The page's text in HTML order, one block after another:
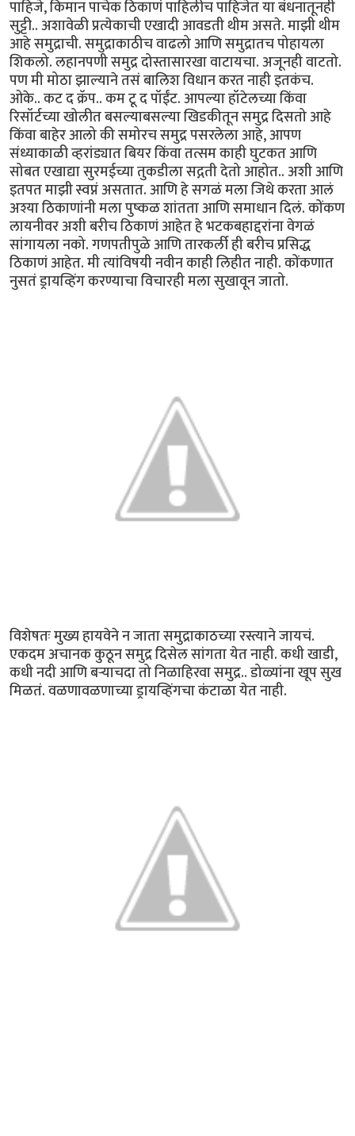
पाहिजे, किमान पाचेक ठिकाणं पाहिलीच पाहिजेत या बंधनातूनही
सुट्टी.. अशावेळी प्रत्येकाची एखादी आवडती थीम असते. माझी थीम
आहे समुद्राची. समुद्राकाठीच वाढलो आणि समुद्रातच पोहायला
शिकलो. लहानपणी समुद्र दोस्तासारखा वाटायचा. अजूनही वाटतो.
पण मी मोठा झाल्याने तसं बालिश विधान करत नाही इतकंच.
ओके.. कट द क्रॅप.. कम टू द पॉईंट. आपल्या हॉटेलच्या किंवा
रिसॉर्टच्या खोलीत बसल्याबसल्या खिडकीतून समुद्र दिसतो आहे
किंवा बाहेर आलो की समोरच समुद्र पसरलेला आहे, आपण
संध्याकाळी व्हरांड्यात बियर किंवा तत्सम काही घुटकत आणि
सोबत एखाद्या सुरमईच्या तुकडीला सद्गती देतो आहोत.. अशी आणि
इतपत माझी स्वप्नं असतात. आणि हे सगळं मला जिथे करता आलं
अश्या ठिकाणांनी मला पुष्कळ शांतता आणि समाधान दिलं. कोंकण
लायनीवर अशी बरीच ठिकाणं आहेत हे भटकबहाद्दरांना वेगळं
सांगायला नको. गणपतीपुळे आणि तारकर्ली ही बरीच प्रसिद्ध
ठिकाणं आहेत. मी त्यांविषयी नवीन काही लिहीत नाही. कोंकणात
नुसतं ड्रायव्हिंग करण्याचा विचारही मला सुखावून जातो.
विशेषतः मुख्य हायवेने न जाता समुद्राकाठच्या रस्त्याने जायचं.
एकदम अचानक कुठून समुद्र दिसेल सांगता येत नाही. कधी खाडी,
कधी नदी आणि बर्‍याचदा तो निळाहिरवा समुद्र.. डोळ्यांना खूप सुख
मिळतं. वळणावळणाच्या ड्रायव्हिंगचा कंटाळा येत नाही.